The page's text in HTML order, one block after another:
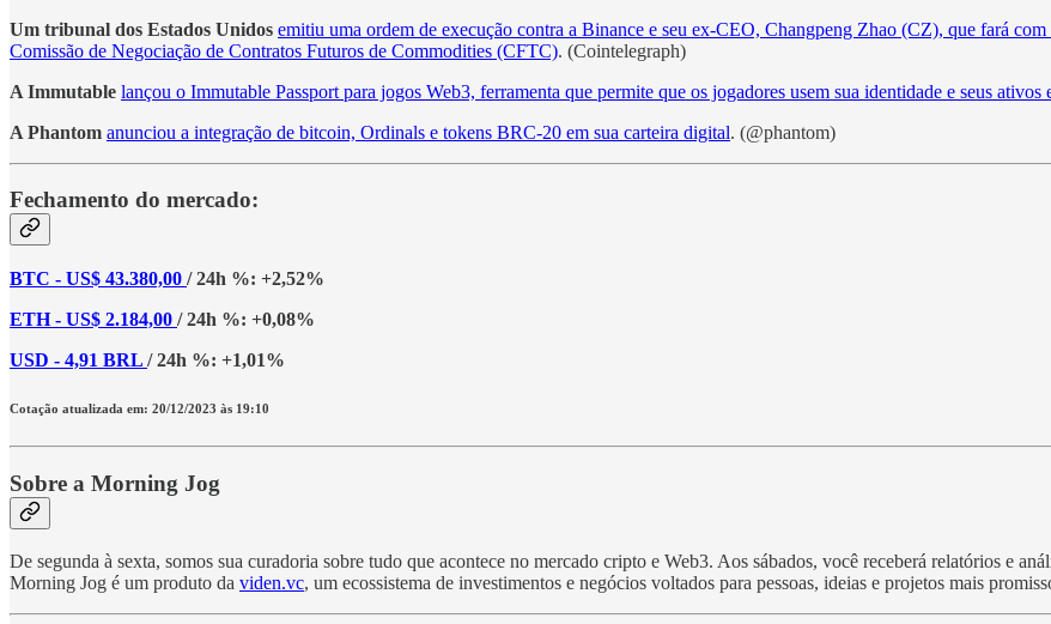
Um tribunal dos Estados Unidos emitiu uma ordem de execução contra a Binance e seu ex-CEO, Changpeng Zhao (CZ), que fará
Comissão de Negociação de Contratos Futuros de Commodities (CFTC). (Cointelegraph)
A Immutable lançou o Immutable Passport para jogos Web3, ferramenta que permite que os jogadores usem sua identidade e seus
A Phantom anunciou a integração de bitcoin, Ordinals e tokens BRC-20 em sua carteira digital. (@phantom)
Fechamento do mercado:
BTC - US$ 43.380,00 / 24h %: +2,52%
ETH - US$ 2.184,00 / 24h %: +0,08%
USD - 4,91 BRL / 24h %: +1,01%
Cotação atualizada em: 20/12/2023 às 19:10
Sobre a Morning Jog
De segunda à sexta, somos sua curadoria sobre tudo que acontece no mercado cripto e Web3. Aos sábados, você receberá relatórios e
Morning Jog é um produto da viden.vc, um ecossistema de investimentos e negócios voltados para pessoas, ideias e projetos mais